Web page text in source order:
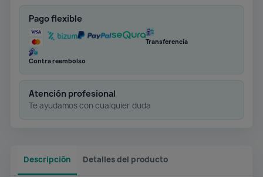
Pago flexible
Transferencia
Contra reembolso
Atención profesional
Te ayudamos con cualquier duda
Descripción Detalles del producto